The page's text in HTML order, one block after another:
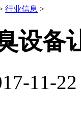
行业信息 >
设备
11-